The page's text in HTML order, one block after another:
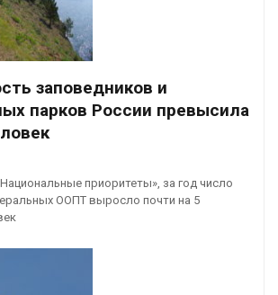
заповедников и
парков России превысила
приоритеты», за год число
ООПТ выросло почти на 5